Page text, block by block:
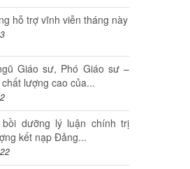
hỗ trợ vĩnh viễn tháng này
Giáo sư, Phó Giáo sư –
lượng cao của...
bồi dưỡng lý luận chính trị
kết nạp Đảng...